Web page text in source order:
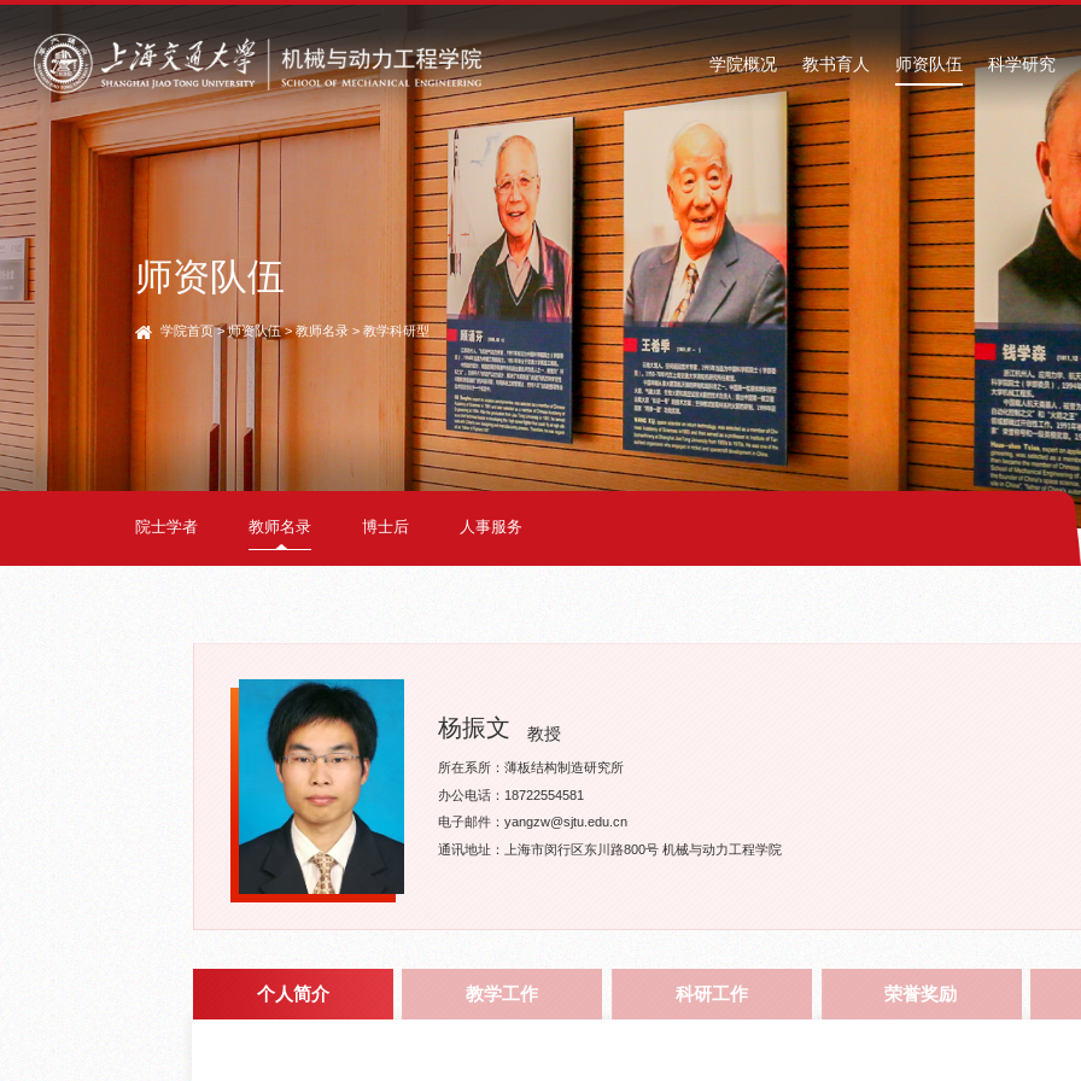
学院概况 教书育人 师资队伍 科学研究
师资队伍
学院首页>师资队伍>教师名录 > 教学科研型
院士学者 教师名录 博士后 人事服务
杨振文 教授
所在系所：薄板结构制造研究所
办公电话：18722554581
电子邮件：yangzw@sjtu.edu.cn
通讯地址：上海市闵行区东川路800号 机械与动力工程学院
个人简介 教学工作 科研工作 荣誉奖励